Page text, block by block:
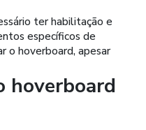
ter habilitação e
específicos de
o hoverboard, apesar
hoverboard